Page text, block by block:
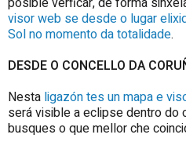
visor web se desde o lugar
Sol no momento da totalidade.
DESDE O CONCELLO DA
Nesta ligazón tes un mapa e
será visible a eclipse dentro do
busques o que mellor che